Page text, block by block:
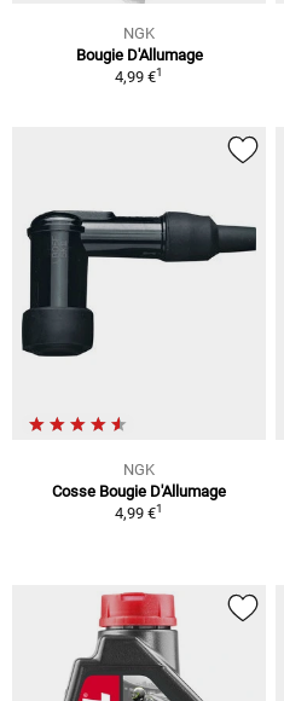
NGK
Bougie D'Allumage
4,99 €1
NGK
Cosse Bougie D'Allumage
4,99 €1